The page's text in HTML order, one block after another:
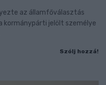
az államfőválasztás
kormánypárti jelölt személye
Szólj hozzá!